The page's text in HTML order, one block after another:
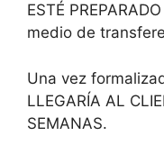
ESTÉ
medio de
Una vez
LLEGARÍA AL
SEMANAS.